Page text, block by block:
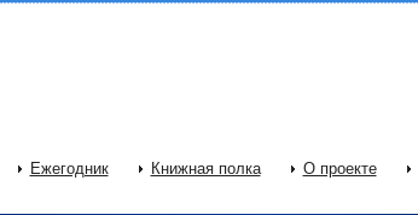
Ежегодник Книжная полка О проекте